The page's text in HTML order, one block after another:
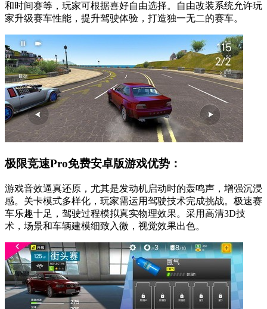
和时间赛等，玩家可根据喜好自由选择。自由改装系统允许玩
家升级赛车性能，提升驾驶体验，打造独一无二的赛车。
极限竞速Pro免费安卓版游戏优势：
游戏音效逼真还原，尤其是发动机启动时的轰鸣声，增强沉浸
感。关卡模式多样化，玩家需运用驾驶技术完成挑战。极速赛
车乐趣十足，驾驶过程模拟真实物理效果。采用高清3D技
术，场景和车辆建模细致入微，视觉效果出色。